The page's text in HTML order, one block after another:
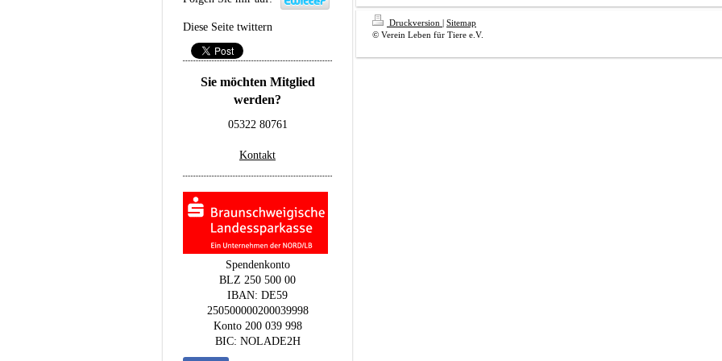
Diese Seite twittern
Sie möchten Mitglied
werden?
05322 80761
Kontakt
Spendenkonto
BLZ 250 500 00
IBAN: DE59
250500000200039998
Konto 200 039 998
BIC: NOLADE2H
Druckversion | Sitemap
© Verein Leben für Tiere e.V.